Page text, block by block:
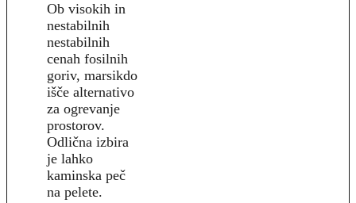
Ob visokih in
nestabilnih
nestabilnih
cenah fosilnih
goriv, marsikdo
išče alternativo
za ogrevanje
prostorov.
Odlična izbira
je lahko
kaminska peč
na pelete.